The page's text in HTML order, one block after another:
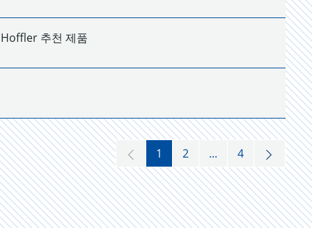
추천 제품
1 2 ... 4